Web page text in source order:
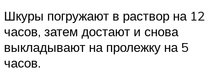
Шкуры погружают в раствор на 12
часов, затем достают и снова
выкладывают на пролежку на 5
часов.